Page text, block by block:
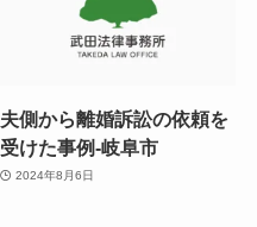
夫側から離婚訴訟の依頼を
受けた事例-岐阜市
2024年8月6日